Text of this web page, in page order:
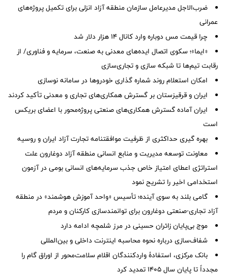
ضرب‌الاجل مدیرعامل سازمان منطقه آزاد انزلی برای تكمیل پروژه‌های
عمرانی
چرا قیمت مس دوباره وارد کانال ۱۴ هزار دلار شد
«ایما»؛ سکوی اتصال ایده‌های معدنی به صنعت، سرمایه و فناوری/ از
رقابت تیم‌ها تا شبکه سازی و تجاری‌سازی
امکان استعلام روند شماره گذاری خودروها در سامانه نوسازی
ایران و قرقیزستان بر گسترش همکاری‌های تجاری و معدنی تأکید کردند
ایران آماده گسترش همکاری‌های صنعتی پروژه‌محور با اعضای بریکس
است
بهره گیری حداکثری از ظرفیت موافقتنامه تجارت آزاد ایران و روسیه
معاونت توسعه مدیریت و منابع انسانی منطقه آزاد دوغارون علت
استراتژی اعطای امتیاز خاص جذب سرمایه‌های انسانی بومی در آزمون
استخدامی اخیر را تشریح نمود
گامی بلند به سوی آینده؛ تأسیس «واحد آموزش هوشمند» در منطقه
آزاد تجاری-صنعتی دوغارون برای توانمندسازی کارکنان و مردم
موج بی‌پایان زائران حسینی در مرز شلمچه ادامه دارد
شفاف‌سازی درباره نحوه محاسبه اینترنت داخلی و بین‌المللی
بانک مرکزی، استفادۀ واردکنندگان اقلام سلامت‌محور از اوراق گام را
مجدداً تا پایان سال ۱۴۰۵ تمدید کرد